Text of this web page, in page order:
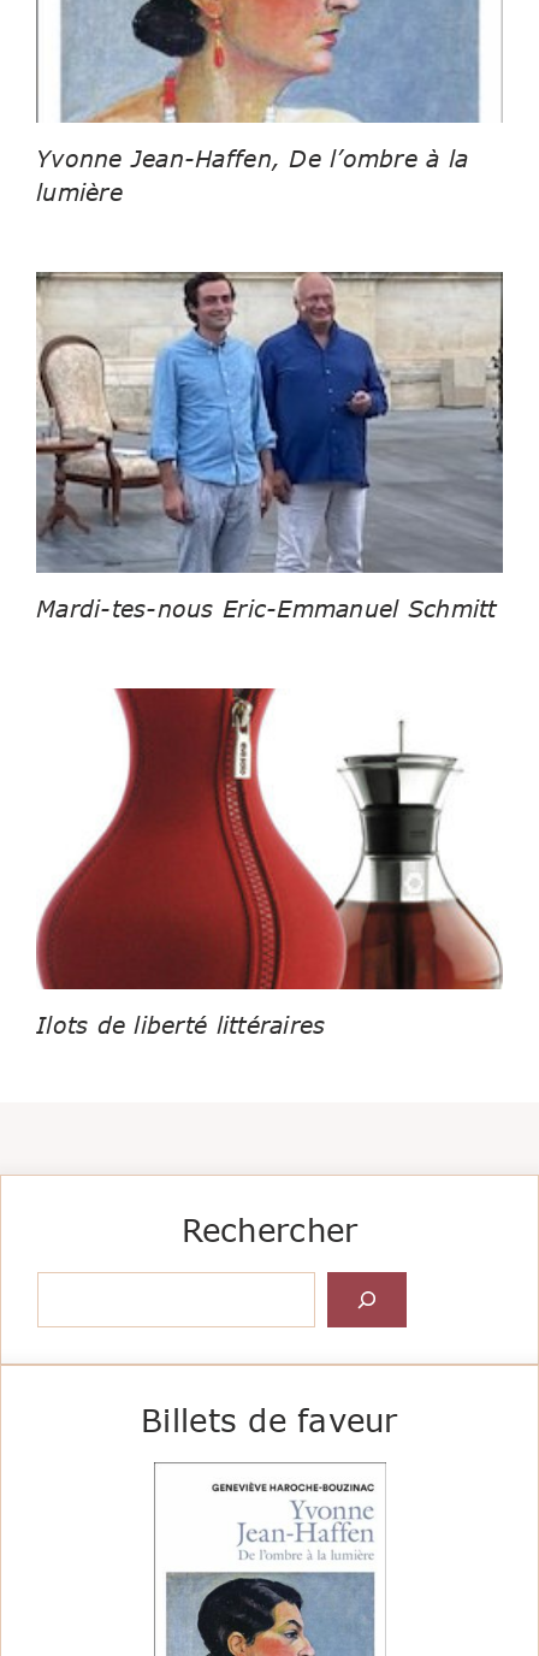
Yvonne Jean-Haffen, De l’ombre à la
lumière
Mardi-tes-nous Eric-Emmanuel Schmitt
Ilots de liberté littéraires
Rechercher
Billets de faveur